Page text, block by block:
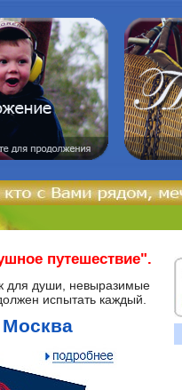
путешествие".
для души, невыразимые
испытать каждый.